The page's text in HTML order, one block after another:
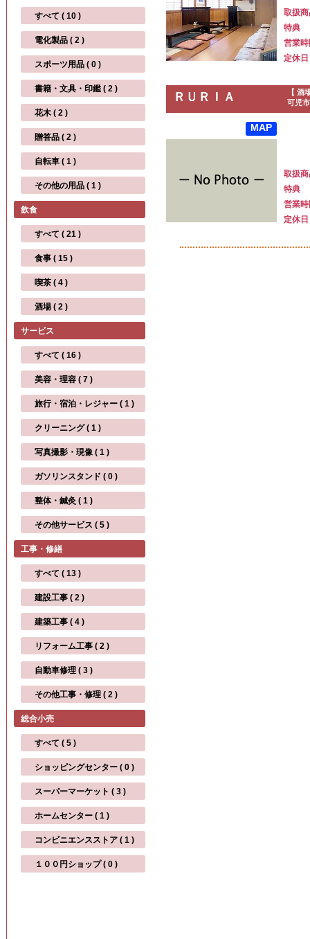
すべて ( 10 )
電化製品 ( 2 )
スポーツ用品 ( 0 )
書籍・文具・印鑑 ( 2 )
花木 ( 2 )
贈答品 ( 2 )
自転車 ( 1 )
その他の用品 ( 1 )
飲食
すべて ( 21 )
食事 ( 15 )
喫茶 ( 4 )
酒場 ( 2 )
サービス
すべて ( 16 )
美容・理容 ( 7 )
旅行・宿泊・レジャー ( 1 )
クリーニング ( 1 )
写真撮影・現像 ( 1 )
ガソリンスタンド ( 0 )
整体・鍼灸 ( 1 )
その他サービス ( 5 )
工事・修繕
すべて ( 13 )
建設工事 ( 2 )
建築工事 ( 4 )
リフォーム工事 ( 2 )
自動車修理 ( 3 )
その他工事・修理 ( 2 )
総合小売
すべて ( 5 )
ショッピングセンター ( 0 )
スーパーマーケット ( 3 )
ホームセンター ( 1 )
コンビニエンスストア ( 1 )
１００円ショップ ( 0 )
取扱
特典
営業
定休日
ＲＵＲＩＡ
【 酒
可児
MAP
取扱
特典
営業
定休日